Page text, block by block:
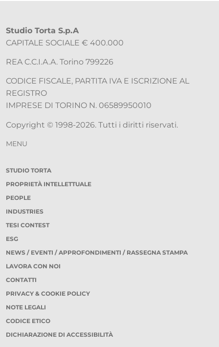
Studio Torta S.p.A
CAPITALE SOCIALE € 400.000
REA C.C.I.A.A. Torino 799226
CODICE FISCALE, PARTITA IVA E ISCRIZIONE AL
REGISTRO
IMPRESE DI TORINO N. 06589950010
Copyright © 1998-2026. Tutti i diritti riservati.
MENU
STUDIO TORTA
PROPRIETÀ INTELLETTUALE
PEOPLE
INDUSTRIES
TESI CONTEST
ESG
NEWS / EVENTI / APPROFONDIMENTI / RASSEGNA STAMPA
LAVORA CON NOI
CONTATTI
PRIVACY & COOKIE POLICY
NOTE LEGALI
CODICE ETICO
DICHIARAZIONE DI ACCESSIBILITÀ